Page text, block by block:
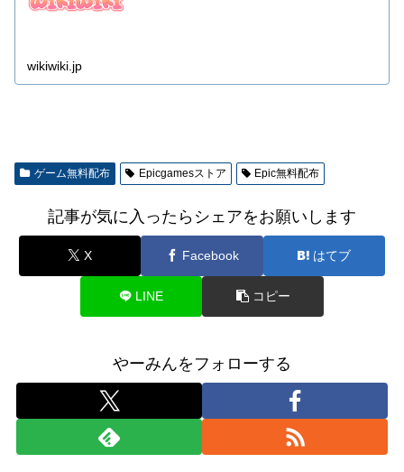
wikiwiki.jp
ゲーム無料配布 Epicgamesストア Epic無料配布
記事が気に入ったらシェアをお願いします
X Facebook はてブ
LINE コピー
やーみんをフォローする